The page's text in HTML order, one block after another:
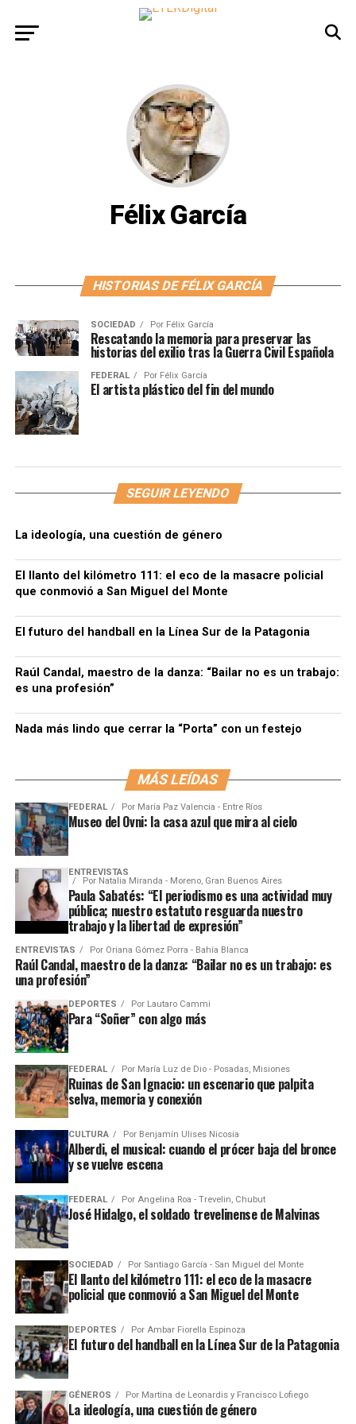
Félix García
HISTORIAS DE FÉLIX GARCÍA
SOCIEDAD Por Félix García
Rescatando la memoria para preservar las
historias del exilio tras la Guerra Civil Española
FEDERAL Por Félix García
El artista plástico del fin del mundo
SEGUIR LEYENDO
La ideología, una cuestión de género
El llanto del kilómetro 111: el eco de la masacre policial
que conmovió a San Miguel del Monte
El futuro del handball en la Línea Sur de la Patagonia
Raúl Candal, maestro de la danza: “Bailar no es un trabajo:
es una profesión”
Nada más lindo que cerrar la “Porta” con un festejo
MÁS LEÍDAS
FEDERAL Por María Paz Valencia - Entre Ríos
Museo del Ovni: la casa azul que mira al cielo
ENTREVISTAS
Por Natalia Miranda - Moreno, Gran Buenos Aires
Paula Sabatés: “El periodismo es una actividad muy
pública; nuestro estatuto resguarda nuestro
trabajo y la libertad de expresión”
ENTREVISTAS Por Oriana Gómez Porra - Bahía Blanca
Raúl Candal, maestro de la danza: “Bailar no es un trabajo: es
una profesión”
DEPORTES Por Lautaro Cammi
Para “Soñer” con algo más
FEDERAL Por María Luz de Dio - Posadas, Misiones
Ruinas de San Ignacio: un escenario que palpita
selva, memoria y conexión
CULTURA Por Benjamín Ulises Nicosia
Alberdi, el musical: cuando el prócer baja del bronce
y se vuelve escena
FEDERAL Por Angelina Roa - Trevelin, Chubut
José Hidalgo, el soldado trevelinense de Malvinas
SOCIEDAD Por Santiago García - San Miguel del Monte
El llanto del kilómetro 111: el eco de la masacre
policial que conmovió a San Miguel del Monte
DEPORTES Por Ambar Fiorella Espinoza
El futuro del handball en la Línea Sur de la Patagonia
GÉNEROS Por Martína de Leonardis y Francisco Lofiego
La ideología, una cuestión de género